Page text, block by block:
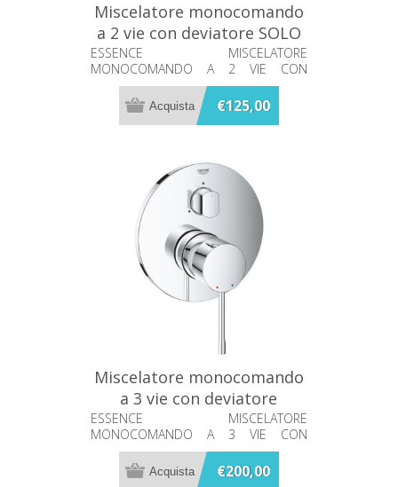
Miscelatore monocomando
a 2 vie con deviatore SOLO
PARTE ESTERNA Essence
Grohe 24058001
ESSENCE MISCELATORE
MONOCOMANDO A 2 VIE CON
DEVIATORE
€125,00
Miscelatore monocomando
a 3 vie con deviatore
Essence Grohe 24169001
ESSENCE MISCELATORE
MONOCOMANDO A 3 VIE CON
DEVIATORE
€200,00